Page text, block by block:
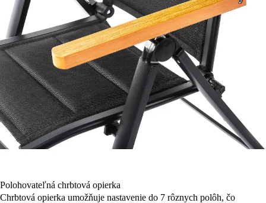
Polohovateľná chrbtová opierka
Chrbtová opierka umožňuje nastavenie do 7 rôznych polôh, čo